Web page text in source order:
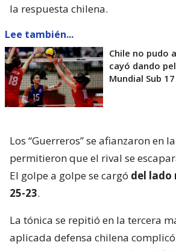
la respuesta chilena.
Lee también...
Chile no pudo
cayó dando
Mundial Sub
Los “Guerreros” se afianzaron en
permitieron que el rival se
El golpe a golpe se cargó del lado
25-23.
La tónica se repitió en la tercera
aplicada defensa chilena